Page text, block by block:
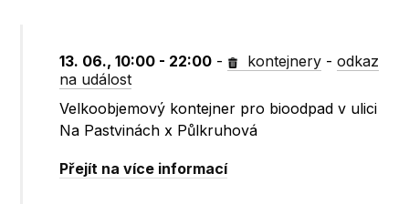
13. 06., 10:00 - 22:00 - kontejnery -odkaz
na událost
Velkoobjemový kontejner pro bioodpad v ulici
Na Pastvinách x Půlkruhová
Přejít na více informací